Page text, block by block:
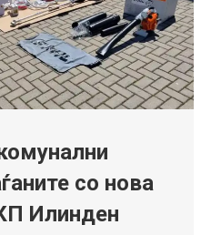
со нова
Илинден